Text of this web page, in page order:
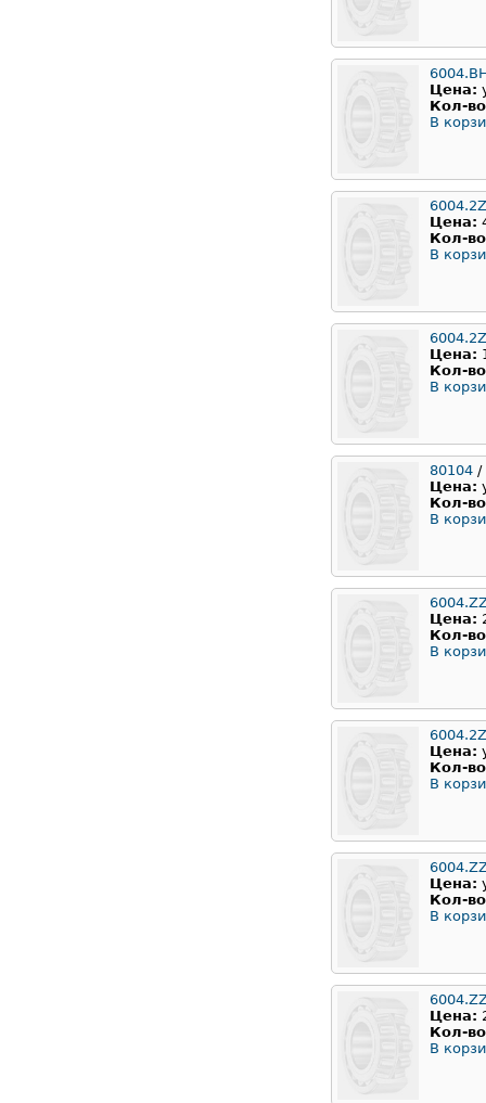
Цена:
Кол-
В
Цена:
Кол-
В
Цена:
Кол-
В
80104 /
Цена:
Кол-
В
Цена:
Кол-
В
Цена:
Кол-
В
Цена:
Кол-
В
Цена:
Кол-
В